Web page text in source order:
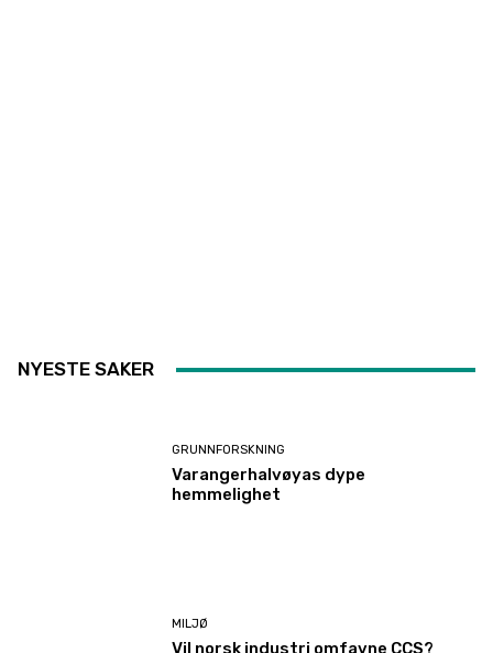
NYESTE SAKER
GRUNNFORSKNING
Varangerhalvøyas dype
hemmelighet
MILJØ
Vil norsk industri omfavne CCS?